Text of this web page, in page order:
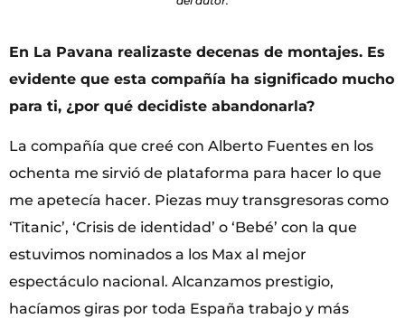
En La Pavana realizaste decenas de montajes. Es
evidente que esta compañía ha significado mucho
para ti, ¿por qué decidiste abandonarla?
La compañía que creé con Alberto Fuentes en los
ochenta me sirvió de plataforma para hacer lo que
me apetecía hacer. Piezas muy transgresoras como
‘Titanic’, ‘Crisis de identidad’ o ‘Bebé’ con la que
estuvimos nominados a los Max al mejor
espectáculo nacional. Alcanzamos prestigio,
hacíamos giras por toda España trabajo y más